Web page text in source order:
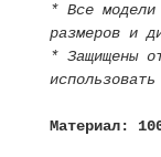
* Все модели
размеров и
* Защищены
Материал: